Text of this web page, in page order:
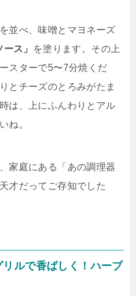
並べ、味噌とマヨネーズ
ス」
を塗ります。その上
スターで5〜7分焼くだ
とチーズのとろみがたま
は、上にふんわりとアル
ね。
家庭にある「あの調理器
才だってご存知でした
リルで香ばしく！ハーブ